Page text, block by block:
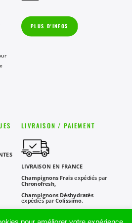
PLUS D'INFOS
LIVRAISON / PAIEMENT
LIVRAISON EN FRANCE
Champignons Fraisexpédiés par
Chronofresh,
Champignons Déshydratés
expédiés parColissimo.
service client